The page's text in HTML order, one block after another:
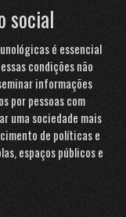
social
é essencial
condições não
informações
por pessoas com
uma sociedade mais
de políticas e
espaços públicos e